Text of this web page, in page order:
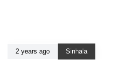
2 years ago Sinhala